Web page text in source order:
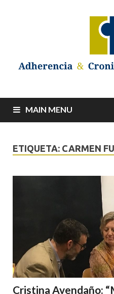
Pacientes
Adherencia – Cronicidad –
MAIN MENU
ETIQUETA: CARMEN
Cristina Avendaño: